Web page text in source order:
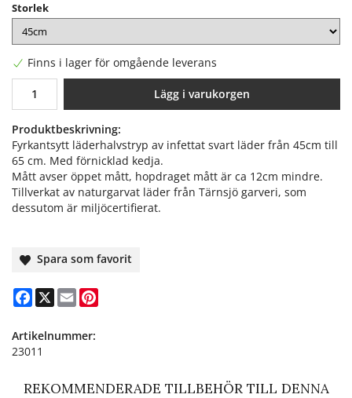
Storlek
Finns i lager för omgående leverans
Lägg i varukorgen
Produktbeskrivning:
Fyrkantsytt läderhalvstryp av infettat svart läder från 45cm till
65 cm. Med förnicklad kedja.
Mått avser öppet mått, hopdraget mått är ca 12cm mindre.
Tillverkat av naturgarvat läder från Tärnsjö garveri, som
dessutom är miljöcertifierat.
Spara som favorit
Facebook
X Email
Artikelnummer:
23011
REKOMMENDERADE TILLBEHÖR TILL DENNA